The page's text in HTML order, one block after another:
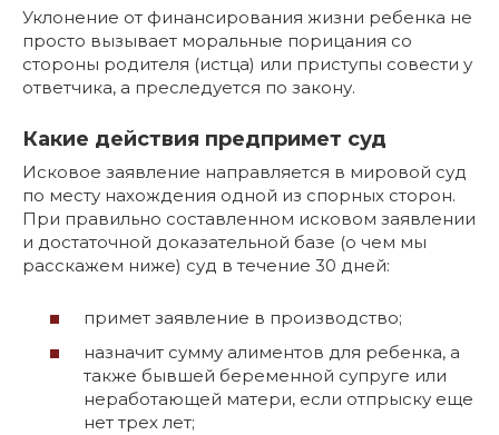
Уклонение от финансирования жизни ребенка не
просто вызывает моральные порицания со
стороны родителя (истца) или приступы совести у
ответчика, а преследуется по закону.
Какие действия предпримет суд
Исковое заявление направляется в мировой суд
по месту нахождения одной из спорных сторон.
При правильно составленном исковом заявлении
и достаточной доказательной базе (о чем мы
расскажем ниже) суд в течение 30 дней:
примет заявление в производство;
назначит сумму алиментов для ребенка, а
также бывшей беременной супруге или
неработающей матери, если отпрыску еще
нет трех лет;